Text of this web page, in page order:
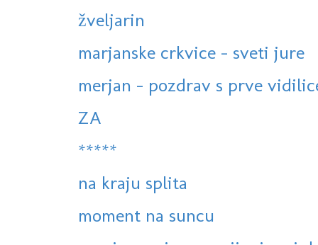
žveljarin
marjanske crkvice - sveti jure
merjan - pozdrav s prve
ZA
*****
na kraju splita
moment na suncu